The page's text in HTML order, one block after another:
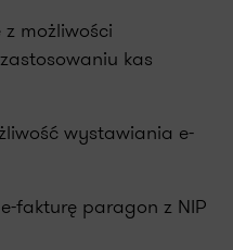
możliwości
kas
wystawiania e-
fakturę paragon z NIP